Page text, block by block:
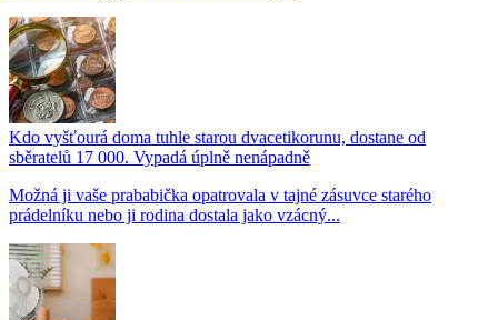
Kdo vyšťourá doma tuhle starou dvacetikorunu, dostane od
sběratelů 17 000. Vypadá úplně nenápadně
Možná ji vaše prababička opatrovala v tajné zásuvce starého
prádelníku nebo ji rodina dostala jako vzácný...